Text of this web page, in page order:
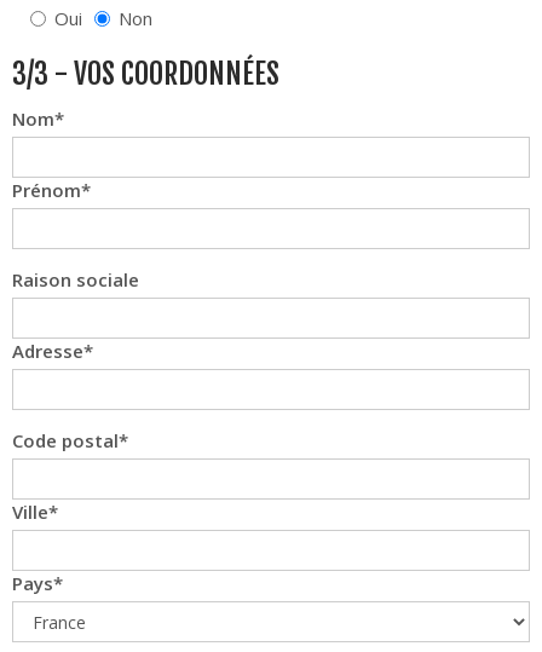
Oui
Non
3/3 - VOS COORDONNÉES
Nom
Prénom
Raison sociale
Adresse
Code postal
Ville
Pays